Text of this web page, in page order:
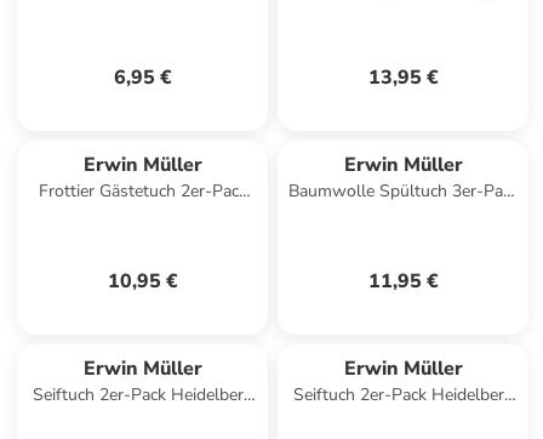
6,95 € 13,95 €
Erwin Müller
Frottier Gästetuch 2er-Pack
10,95 €
Erwin Müller
Baumwolle Spültuch 3er-Pack
11,95 €
Erwin Müller
Seiftuch 2er-Pack Heidelberg
Erwin Müller
Seiftuch 2er-Pack Heidelberg